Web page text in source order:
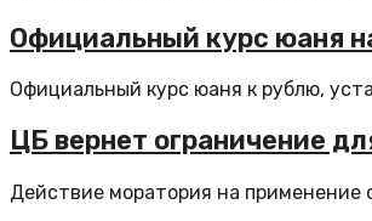
Официальный курс юаня
Официальный курс юаня к рублю,
ЦБ вернет ограничение
Действие моратория на применение